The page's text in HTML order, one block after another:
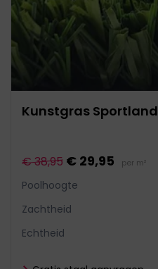
Kunstgras Sportland
€ 38,95 € 29,95 per m²
Poolhoogte
Zachtheid
Echtheid